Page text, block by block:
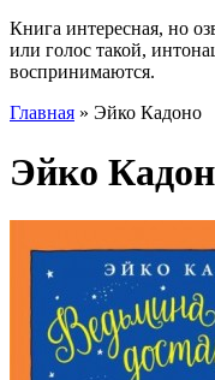
Книга интересная, но
или голос такой,
воспринимаются.
Главная » Эйко Кадоно
Эйко